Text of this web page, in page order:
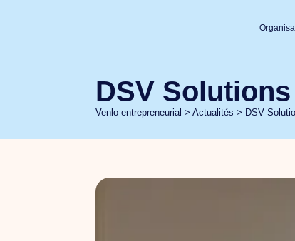
DSV
Venlo entrepreneurial >Actualités > DSV